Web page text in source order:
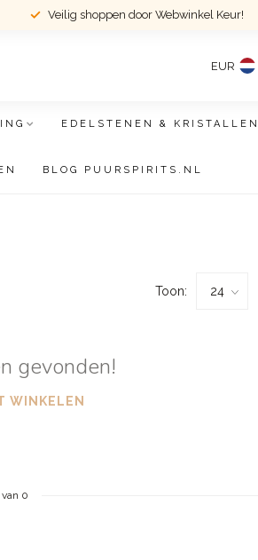
Veilig shoppen door Webwinkel Keur!
EUR
EDELSTENEN & KRISTALLEN
BLOG PUURSPIRITS.NL
Toon:
gevonden!
WINKELEN
van 0